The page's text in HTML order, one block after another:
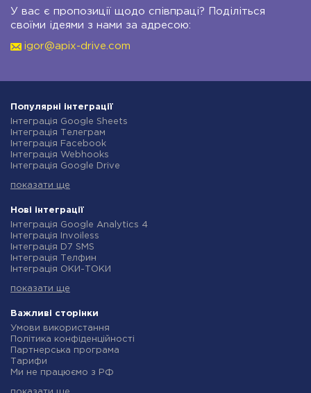
У вас є пропозиції щодо співпраці? Поділіться
своїми ідеями з нами за адресою:
igor@apix-drive.com
Популярні інтеграції
Інтеграція Google Sheets
Інтеграція Телеграм
Інтеграція Facebook
Інтеграція Webhooks
Інтеграція Google Drive
Інтеграція Gmail
Інтеграція Rozetka
Інтеграція OpenAI (ChatGPT)
Інтеграція Binotel
Інтеграція Prom
Інтеграція Приват24
Інтеграція OLX
Інтеграція SendPulse
Інтеграція Stream Telecom
Інтеграція Google Analytics
Інтеграція Creatio
Інтеграція Ringostat
Інтеграція Google Calendar
Інтеграція Airtable
показати ще
Нові інтеграції
Інтеграція Google Analytics 4
Інтеграція Invoiless
Інтеграція D7 SMS
Інтеграція Телфин
Інтеграція ОКИ-ТОКИ
Інтеграція Microsoft Dynamics 365
Інтеграція TxtSync
Інтеграція Wire2Air
Інтеграція Corezoid
Інтеграція Infobip
Інтеграція Instasent
Інтеграція AtomPark
Інтеграція Campaign Monitor
показати ще
Важливі сторінки
Умови використання
Політика конфіденційності
Партнерська програма
Тарифи
Ми не працюємо з РФ